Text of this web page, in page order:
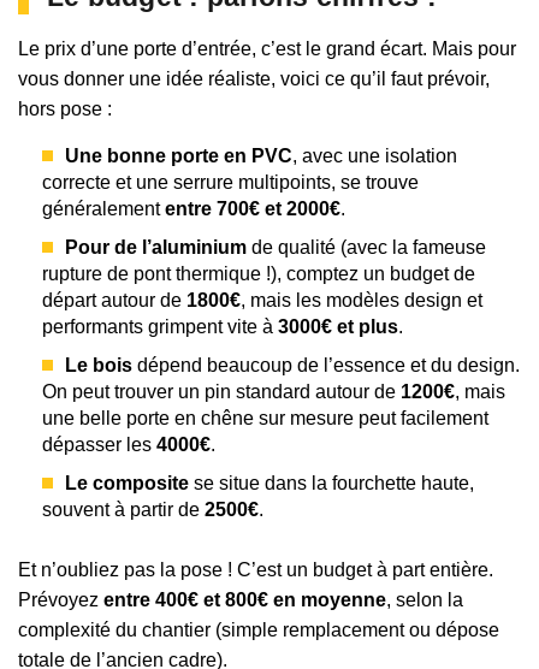
Le prix d’une porte d’entrée, c’est le grand écart. Mais pour
vous donner une idée réaliste, voici ce qu’il faut prévoir,
hors pose :
Une bonne porte en PVC, avec une isolation
correcte et une serrure multipoints, se trouve
généralemententre 700€ et 2000€.
Pour de l’aluminium de qualité (avec la fameuse
rupture de pont thermique !), comptez un budget de
départ autour de 1800€, mais les modèles design et
performants grimpent vite à 3000€ et plus.
Le bois dépend beaucoup de l’essence et du design.
On peut trouver un pin standard autour de 1200€, mais
une belle porte en chêne sur mesure peut facilement
dépasser les 4000€.
Le composite se situe dans la fourchette haute,
souvent à partir de 2500€.
Et n’oubliez pas la pose ! C’est un budget à part entière.
Prévoyez entre 400€ et 800€ en moyenne, selon la
complexité du chantier (simple remplacement ou dépose
totale de l’ancien cadre).